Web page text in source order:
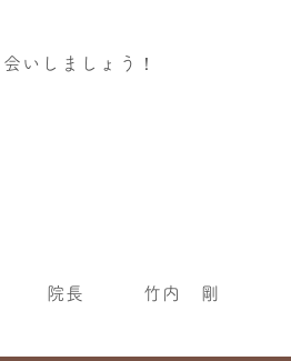
いしましょう！
院長 竹内 剛